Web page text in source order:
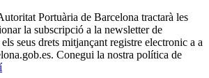
Portuària de Barcelona tractarà les
la subscripció a la newsletter de
seus drets mitjançant registre electronic a a
Conegui la nostra política de